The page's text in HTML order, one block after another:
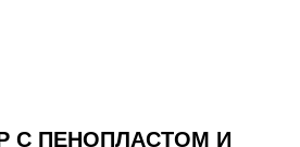
С ПЕНОПЛАСТОМ И